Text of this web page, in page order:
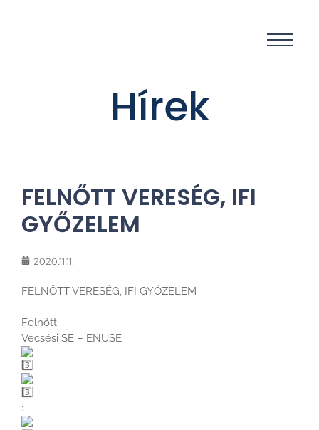
Hírek
FELNŐTT VERESÉG, IFI
GYŐZELEM
2020.11.11.
FELNŐTT VERESÉG, IFI GYŐZELEM
Felnőtt
Vecsési SE – ENUSE
: